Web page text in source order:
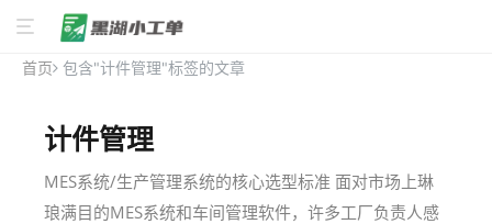
首页 包含"计件管理"标签的文章
计件管理
MES系统/生产管理系统的核心选型标准 面对市场上琳
琅满目的MES系统和车间管理软件，许多工厂负责人感